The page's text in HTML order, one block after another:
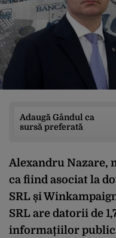
Adaugă Gândul ca
sursă preferată
Alexandru Nazare,
ca fiind asociat la
SRL și
SRL are datorii de
informațiilor